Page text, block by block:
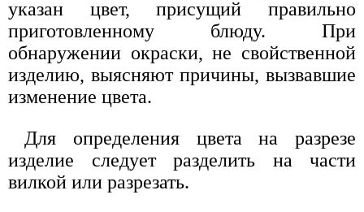
указан цвет, присущий правильно
приготовленному блюду. При
обнаружении окраски, не свойственной
изделию, выясняют причины, вызвавшие
изменение цвета.
Для определения цвета на разрезе
изделие следует разделить на части
вилкой или разрезать.